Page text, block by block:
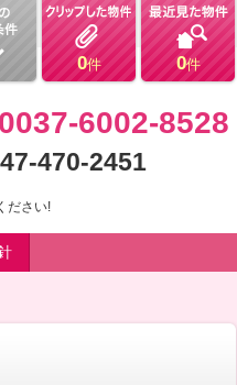
0件 0件
6002-8528
470-2451
ださい!